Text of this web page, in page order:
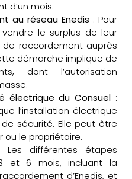
d’un mois.
au réseau Enedis : Pour
le surplus de leur
raccordement auprès
démarche implique de
dont l’autorisation
électrique du Consuel :
l’installation électrique
sécurité. Elle peut être
ou le propriétaire.
Les différentes étapes
et 6 mois, incluant la
d’Enedis, et